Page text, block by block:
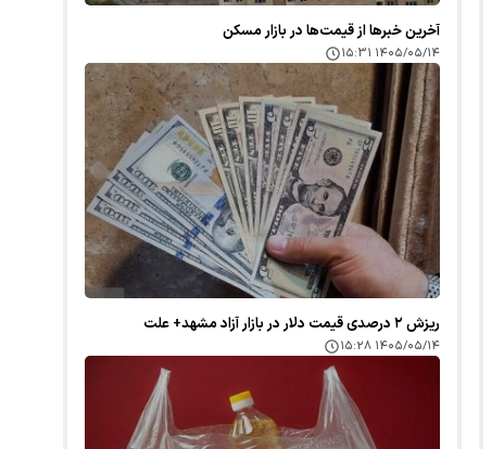
آخرین خبر‌ها از قیمت‌ها در بازار مسکن
۱۴۰۵/۰۵/۱۴ ۱۵:۳۱
ریزش ۲ درصدی قیمت دلار در بازار آزاد مشهد+ علت
۱۴۰۵/۰۵/۱۴ ۱۵:۲۸